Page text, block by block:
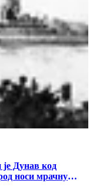
Дунав код
носи мрачну